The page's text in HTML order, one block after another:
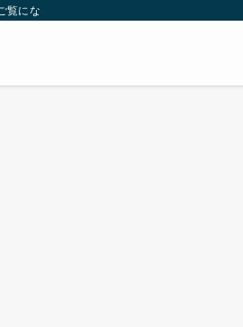
になっていってください。